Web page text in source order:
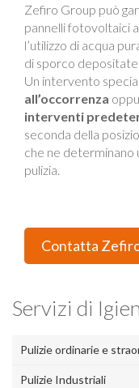
Zefiro Group può
pannelli fotovoltaici
l’utilizzo di acqua
di sporco
Un intervento
all’occorrenza
interventi
seconda della
che ne determinano
pulizia.
Contatta
Servizi di
Pulizie ordinarie e
Pulizie Industriali